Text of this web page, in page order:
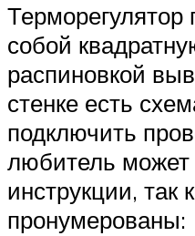
Терморегулятор
собой
распиновкой
стенке есть
подключить
любитель может
инструкции, так
пронумерованы: